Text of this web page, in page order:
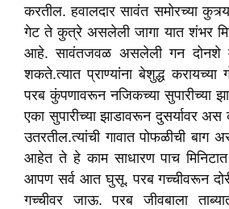
करतील. हवालदार सावंत समोरच्या
गेट ते कुत्रे असलेली जागा यात शंभर
आहे. सावंतजवळ असलेली गन दोनशे
शकते.त्यात प्राण्यांना बेशुद्ध करायच्या
परब कुंपणावरून नजिकच्या सुपारीच्या
एका सुपारीच्या झाडावरून दुसर्यावर
उतरतील.त्यांची गावात पोफळीची बाग
आहेत ते हे काम साधारण पाच
आपण सर्व आत घुसू. परब गच्चीवरून
गच्चीवर जाऊ. परब जीवबाला